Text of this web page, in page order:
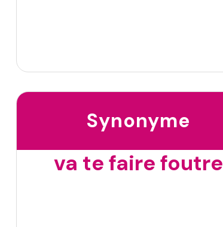
Synonyme
va te faire foutre